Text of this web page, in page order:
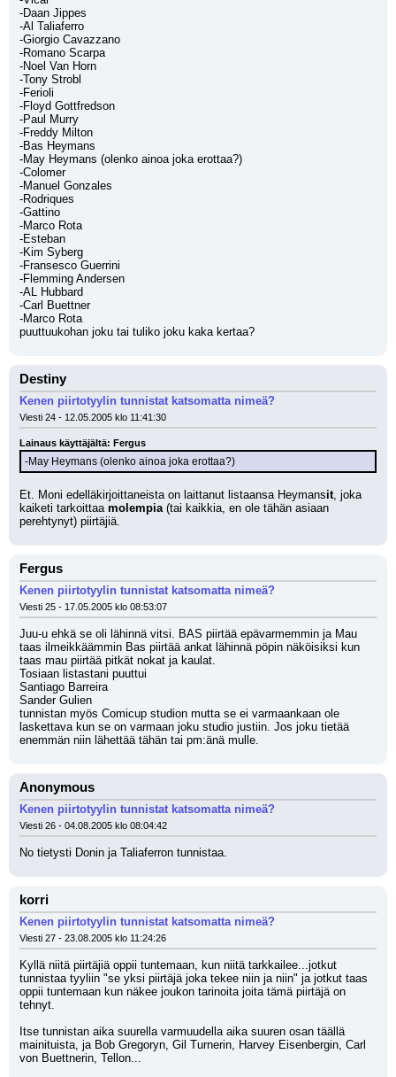
-Daan Jippes
-Al Taliaferro
-Giorgio Cavazzano
-Romano Scarpa
-Noel Van Horn
-Tony Strobl
-Ferioli
-Floyd Gottfredson
-Paul Murry
-Freddy Milton
-Bas Heymans
-May Heymans (olenko ainoa joka erottaa?)
-Colomer
-Manuel Gonzales
-Rodriques
-Gattino
-Marco Rota
-Esteban
-Kim Syberg
-Fransesco Guerrini
-Flemming Andersen
-AL Hubbard
-Carl Buettner
-Marco Rota
puuttuukohan joku tai tuliko joku kaka kertaa?
Destiny
Kenen piirtotyylin tunnistat katsomatta nimeä?
Viesti 24 - 12.05.2005 klo 11:41:30
Lainaus käyttäjältä: Fergus
-May Heymans (olenko ainoa joka erottaa?)
Et. Moni edelläkirjoittaneista on laittanut listaansa Heymansit, joka
kaiketi tarkoittaa molempia (tai kaikkia, en ole tähän asiaan
perehtynyt) piirtäjiä.
Fergus
Kenen piirtotyylin tunnistat katsomatta nimeä?
Viesti 25 - 17.05.2005 klo 08:53:07
Juu-u ehkä se oli lähinnä vitsi. BAS piirtää epävarmemmin ja Mau
taas ilmeikkäämmin Bas piirtää ankat lähinnä pöpin näköisiksi kun
taas mau piirtää pitkät nokat ja kaulat.
Tosiaan listastani puuttui
Santiago Barreira
Sander Gulien
tunnistan myös Comicup studion mutta se ei varmaankaan ole
laskettava kun se on varmaan joku studio justiin. Jos joku tietää
enemmän niin lähettää tähän tai pm:änä mulle.
Anonymous
Kenen piirtotyylin tunnistat katsomatta nimeä?
Viesti 26 - 04.08.2005 klo 08:04:42
No tietysti Donin ja Taliaferron tunnistaa.
korri
Kenen piirtotyylin tunnistat katsomatta nimeä?
Viesti 27 - 23.08.2005 klo 11:24:26
Kyllä niitä piirtäjiä oppii tuntemaan, kun niitä tarkkailee...jotkut
tunnistaa tyyliin "se yksi piirtäjä joka tekee niin ja niin" ja jotkut taas
oppii tuntemaan kun näkee joukon tarinoita joita tämä piirtäjä on
tehnyt.
Itse tunnistan aika suurella varmuudella aika suuren osan täällä
mainituista, ja Bob Gregoryn, Gil Turnerin, Harvey Eisenbergin, Carl
von Buettnerin, Tellon...